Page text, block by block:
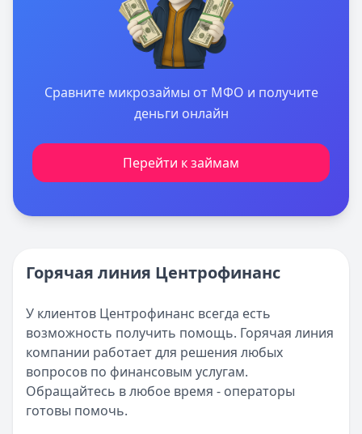
Сравните микрозаймы от МФО и получите
деньги онлайн
Перейти к займам
Горячая линия Центрофинанс
У клиентов Центрофинанс всегда есть
возможность получить помощь. Горячая линия
компании работает для решения любых
вопросов по финансовым услугам.
Обращайтесь в любое время - операторы
готовы помочь.